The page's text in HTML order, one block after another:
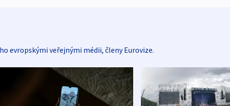
evropskými veřejnými médii, členy Eurovize.